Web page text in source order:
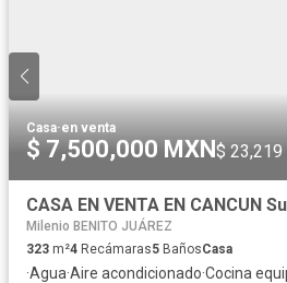
Casa·en venta
$ 7,500,000 MXN$
CASA EN VENTA EN CANCUN
Milenio BENITO JUÁREZ
323 m²4 Recámaras5 BañosCasa
·Agua·Aire acondicionado·Cocina